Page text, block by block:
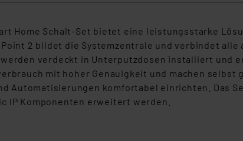
Home Schalt‑Set bietet eine leistungsstarke
Point 2 bildet die Systemzentrale und verbindet
werden verdeckt in Unterputzdosen installiert
mit hoher Genauigkeit und machen selbst
Automatisierungen komfortabel einrichten. Das
IP Komponenten erweitert werden.